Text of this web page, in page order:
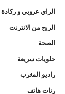
الراي عروبي و ركادة
الربح من الانترنت
الصحة
حلويات سريعة
راديو المغرب
رنات هاتف